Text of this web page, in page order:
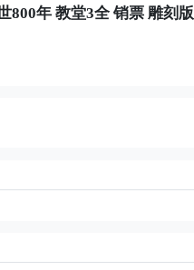
800年 教堂3全 销票 雕刻版